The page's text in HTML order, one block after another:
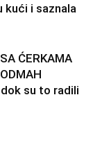
kući i saznala
ĆERKAMA
su to radili